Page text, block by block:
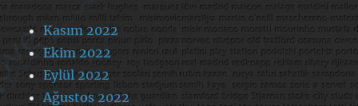
Kasım 2022
Ekim 2022
Eylül 2022
Ağustos 2022